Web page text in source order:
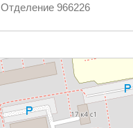
Отделение 966226